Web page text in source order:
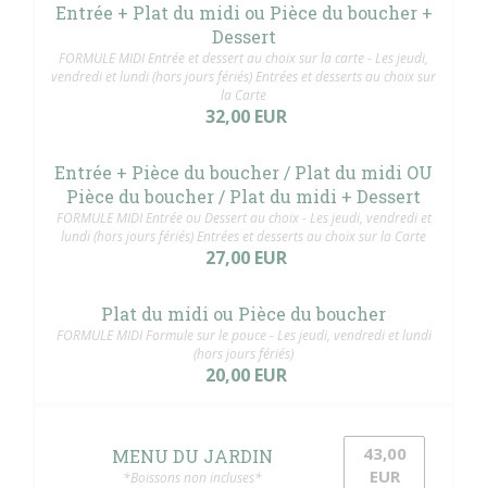
Entrée + Plat du midi ou Pièce du boucher +
Dessert
FORMULE MIDI Entrée et dessert au choix sur la carte - Les jeudi,
vendredi et lundi (hors jours fériés) Entrées et desserts au choix sur
la Carte
32,00 EUR
Entrée + Pièce du boucher / Plat du midi OU
Pièce du boucher / Plat du midi + Dessert
FORMULE MIDI Entrée ou Dessert au choix - Les jeudi, vendredi et
lundi (hors jours fériés) Entrées et desserts au choix sur la Carte
27,00 EUR
Plat du midi ou Pièce du boucher
FORMULE MIDI Formule sur le pouce - Les jeudi, vendredi et lundi
(hors jours fériés)
20,00 EUR
MENU DU JARDIN
*Boissons non incluses*
43,00
EUR